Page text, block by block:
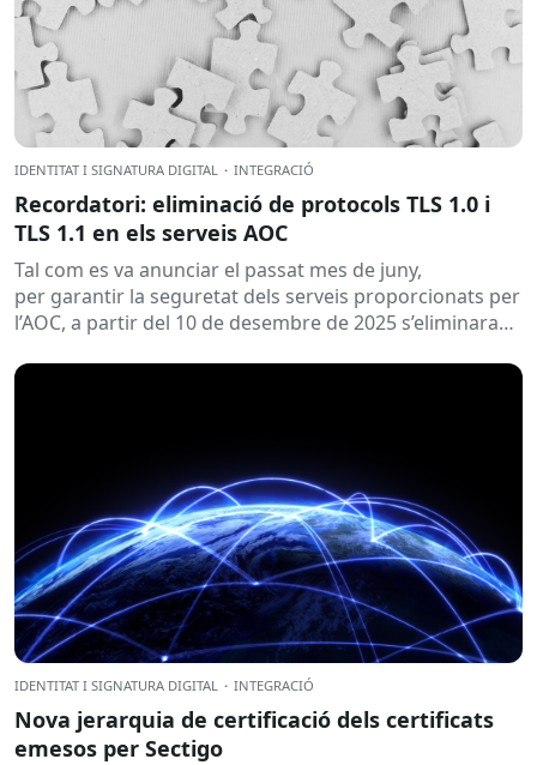
IDENTITAT I SIGNATURA DIGITAL · INTEGRACIÓ
Recordatori: eliminació de protocols TLS 1.0 i
TLS 1.1 en els serveis AOC
Tal com es va anunciar el passat mes de juny,
per garantir la seguretat dels serveis proporcionats per
l’AOC, a partir del 10 de desembre de 2025 s’eliminaran
IDENTITAT I SIGNATURA DIGITAL · INTEGRACIÓ
Nova jerarquia de certificació dels certificats
emesos per Sectigo